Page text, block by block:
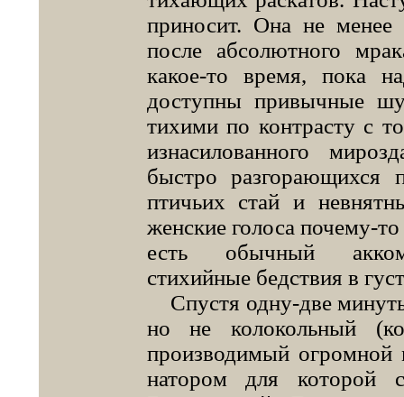
приносит. Она не менее
после абсолютного
какое-то время, пока
доступны привычные
тихими по контрасту с
изнасило­ванного
быстро разго­рающихся
птичьих стай и
женские голоса почему-
есть обычный
стихийные бедствия в
Спустя одну-две
но не колокольный
производимый огромной
натором для которой